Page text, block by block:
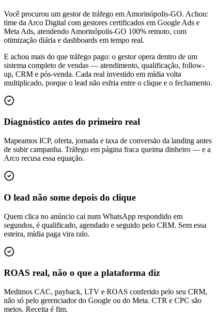
Você procurou um gestor de tráfego em Amorinópolis-GO. Achou:
time da Arco Digital com gestores certificados em Google Ads e
Meta Ads, atendendo Amorinópolis-GO 100% remoto, com
otimização diária e dashboards em tempo real.
E achou mais do que tráfego pago: o gestor opera dentro de um
sistema completo de vendas — atendimento, qualificação, follow-
up, CRM e pós-venda. Cada real investido em mídia volta
multiplicado, porque o lead não esfria entre o clique e o fechamento.
Diagnóstico antes do primeiro real
Mapeamos ICP, oferta, jornada e taxa de conversão da landing antes
de subir campanha. Tráfego em página fraca queima dinheiro — e a
Arco recusa essa equação.
O lead não some depois do clique
Quem clica no anúncio cai num WhatsApp respondido em
segundos, é qualificado, agendado e seguido pelo CRM. Sem essa
esteira, mídia paga vira ralo.
ROAS real, não o que a plataforma diz
Medimos CAC, payback, LTV e ROAS conferido pelo seu CRM,
não só pelo gerenciador do Google ou do Meta. CTR e CPC são
meios. Receita é fim.